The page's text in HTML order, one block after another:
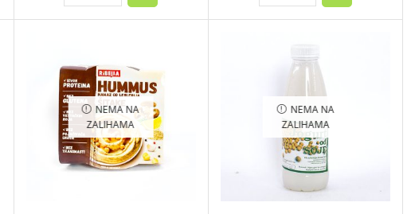
NEMA NA
ZALIHAMA
NEMA NA
ZALIHAMA